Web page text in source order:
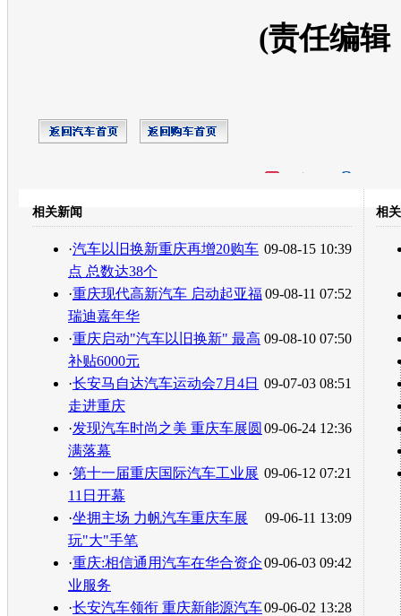
(责任编辑
转发至：
相关新闻
09-08-15 10:39
·汽车以旧换新重庆再增20购车
点 总数达38个
09-08-11 07:52
·重庆现代高新汽车 启动起亚福
瑞迪嘉年华
09-08-10 07:50
·重庆启动"汽车以旧换新" 最高
补贴6000元
09-07-03 08:51
·长安马自达汽车运动会7月4日
走进重庆
09-06-24 12:36
·发现汽车时尚之美 重庆车展圆
满落幕
09-06-12 07:21
·第十一届重庆国际汽车工业展
11日开幕
09-06-11 13:09
·坐拥主场 力帆汽车重庆车展
玩"大"手笔
09-06-03 09:42
·重庆:相信通用汽车在华合资企
业服务
09-06-02 13:28
·长安汽车领衔 重庆新能源汽车
相